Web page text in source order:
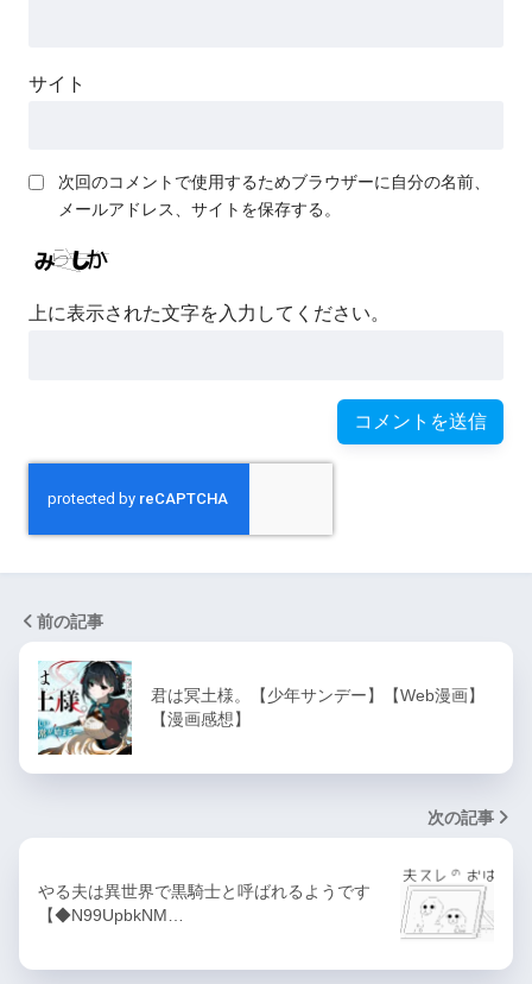
サイト
次回のコメントで使用するためブラウザーに自分の名前、
メールアドレス、サイトを保存する。
上に表示された文字を入力してください。
前の記事
君は冥土様。【少年サンデー】【Web漫画】
【漫画感想】
次の記事
やる夫は異世界で黒騎士と呼ばれるようです
【◆N99UpbkNM…